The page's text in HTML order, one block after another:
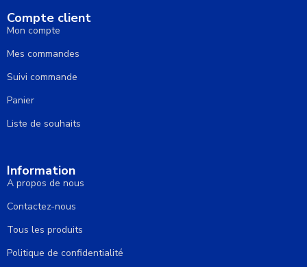
Compte client
Mon compte
Mes commandes
Suivi commande
Panier
Liste de souhaits
Information
A propos de nous
Contactez-nous
Tous les produits
Politique de confidentialité